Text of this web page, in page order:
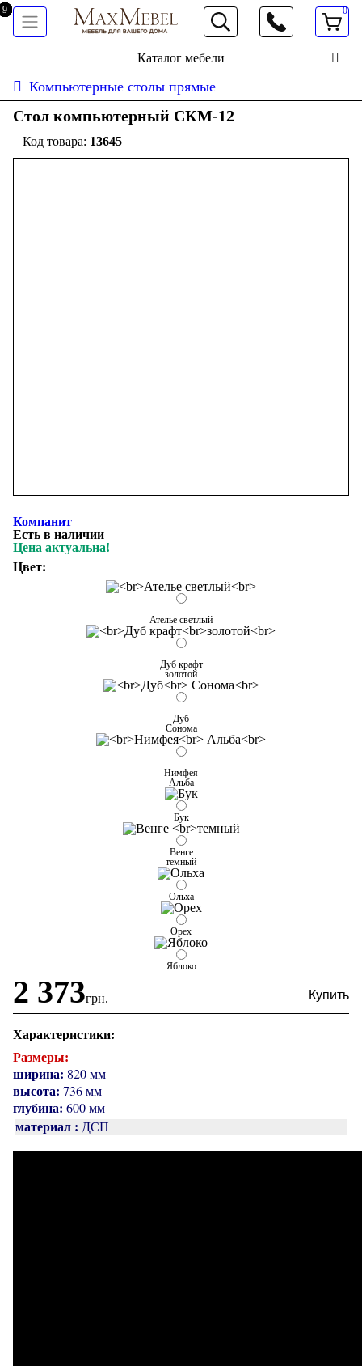
066 472 19 61
0
Каталог мебели
Компьютерные столы прямые
Стол компьютерный СКМ-12
13645
Компанит
Есть в наличии
Цена актуальна!
Цвет:
Ателье светлый
Дуб крафт
золотой
Дуб
Сонома
Нимфея
Альба
Бук
Венге
темный
Ольха
Орех
Яблоко
2 373грн.
Характеристики:
Размеры:
ширина: 820 мм
высота: 736 мм
глубина: 600 мм
материал : ДСП